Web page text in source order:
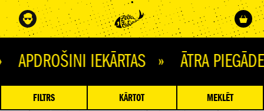
IEKĀRTAS » ĀTRA PIEGĀDE
FILTRS KĀRTOT MEKLĒT